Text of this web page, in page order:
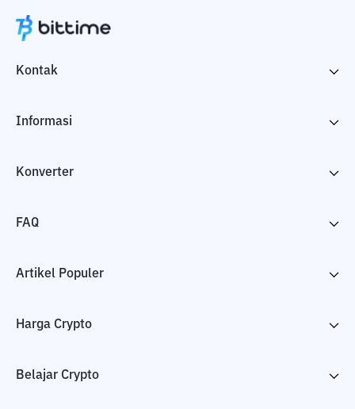
Kontak
Informasi
Konverter
FAQ
Artikel Populer
Harga Crypto
Belajar Crypto